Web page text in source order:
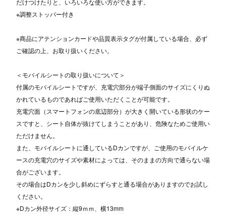
だけつけたりと、いろいろな使い方ができます。
※調整ストッパー付き
※商品にアテンションカードや品質表示タグが付属している場合、必ず
ご確認の上、お取り扱いください。
＜モバイルシートの取り扱いについて＞
付属のモバイルシートですが、充電穴部分が端子側面のサイズにくりぬ
かれているものであればご使用いただくことが可能です。
充電穴面（スマートフォンの底辺部分）が大きく開いている形状のケー
スですと、シート自体が抜けてしまうことがあり、危険なためご使用い
ただけません。
また、モバイルシートに通しているDカンですが、ご使用のモバイルケ
ースの充電穴のサイズや素材によっては、そのままの方向で通らない場
合がございます。
その場合はDカンを少し斜めにずらすと通る場合がありますのでお試し
ください。
※Dカン外径サイズ：縦9ｍｍ、横13mm